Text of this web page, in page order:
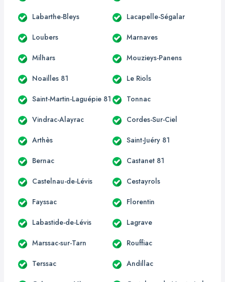
Labarthe-Bleys Lacapelle-Ségalar
Loubers Marnaves
Milhars Mouzieys-Panens
Noailles 81 Le Riols
Saint-Martin-Laguépie 81 Tonnac
Vindrac-Alayrac Cordes-Sur-Ciel
Arthès Saint-Juéry 81
Bernac Castanet 81
Castelnau-de-Lévis Cestayrols
Fayssac Florentin
Labastide-de-Lévis Lagrave
Marssac-sur-Tarn Rouffiac
Terssac Andillac